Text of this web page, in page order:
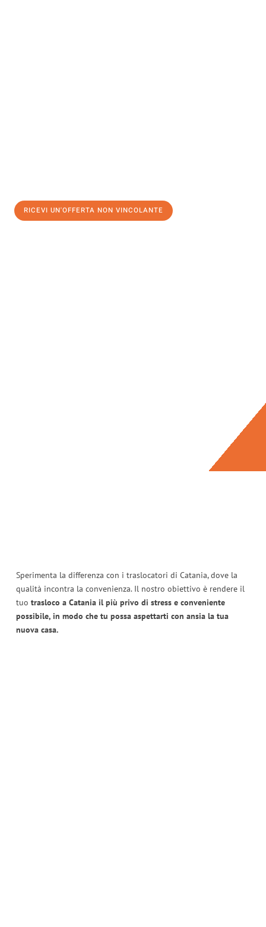
RICEVI UN'OFFERTA NON VINCOLANTE
Sperimenta la differenza con i traslocatori di Catania, dove la
qualità incontra la convenienza. Il nostro obiettivo è rendere il
tuo trasloco a Catania il più privo di stress e conveniente
possibile, in modo che tu possa aspettarti con ansia la tua
nuova casa.